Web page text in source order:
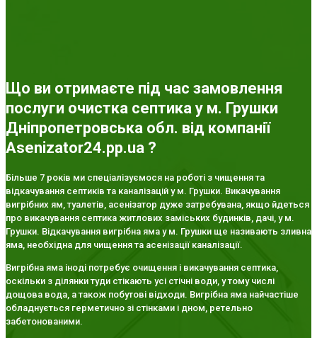
Що ви отримаєте під час замовлення
послуги очистка септика у м. Грушки
Дніпропетровська обл. від компанії
Asenizator24.pp.ua ?
Більше 7 років ми спеціалізуємося на роботі з чищення та
відкачування септиків та каналізацій у м. Грушки. Викачування
вигрібних ям, туалетів, асенізатор дуже затребувана, якщо йдеться
про викачування септика житлових заміських будинків, дачі, у м.
Грушки. Відкачування вигрібна яма у м. Грушки ще називають зливна
яма, необхідна для чищення та асенізації каналізації.
Вигрібна яма іноді потребує очищення і викачування септика,
оскільки з ділянки туди стікають усі стічні води, у тому числі
дощова вода, а також побутові відходи. Вигрібна яма найчастіше
обладнується герметично зі стінками і дном, ретельно
забетонованими.